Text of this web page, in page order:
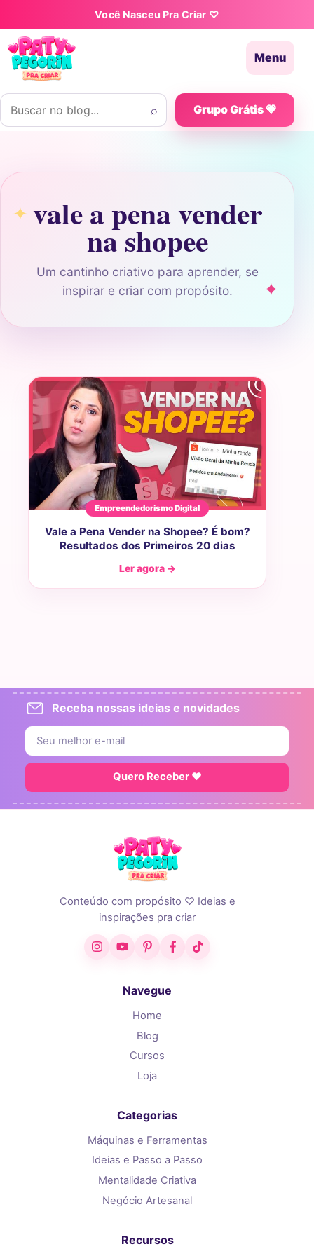
Pular para o conteúdoVocê Nasceu Pra Criar ♡
Menu
Buscar por:
⌕ Grupo Grátis 💗
vale a pena vender
na shopee
Um cantinho criativo para aprender, se
inspirar e criar com propósito.
Empreendedorismo Digital
Vale a Pena Vender na Shopee? É bom?
Resultados dos Primeiros 20 dias
Ler agora →
Receba nossas ideias e novidades
Quero Receber ♥
Conteúdo com propósito ♡ Ideias e
inspirações pra criar
InstagramYouTubePinterestFacebook
TikTok
Navegue
Home
Blog
Cursos
Loja
Categorias
Máquinas e Ferramentas
Ideias e Passo a Passo
Mentalidade Criativa
Negócio Artesanal
Recursos